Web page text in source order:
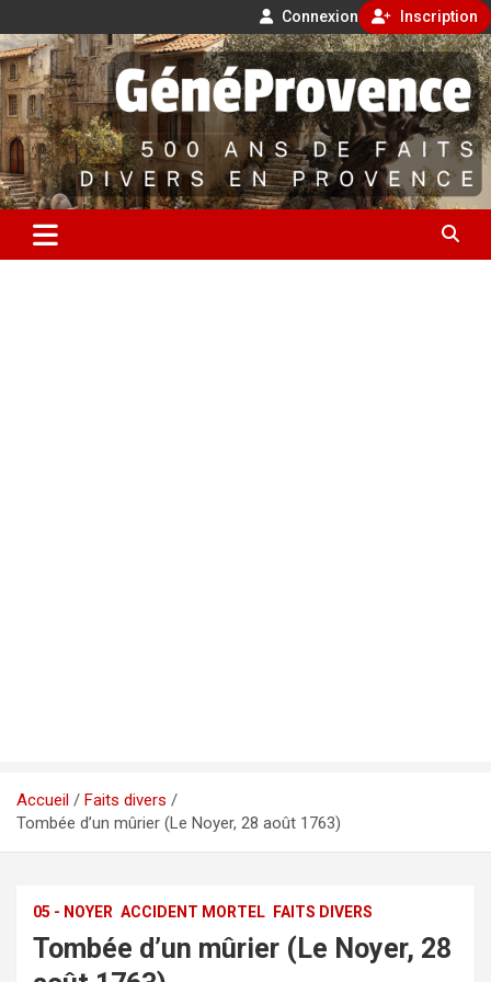
Connexion Inscription
Aller
au
contenu
GénéProvence
500 ans de faits divers en Provence
Accueil
Faits divers
Tombée d’un mûrier (Le Noyer, 28 août 1763)
05 - NOYER ACCIDENT MORTEL FAITS DIVERS
Tombée d’un mûrier (Le Noyer, 28